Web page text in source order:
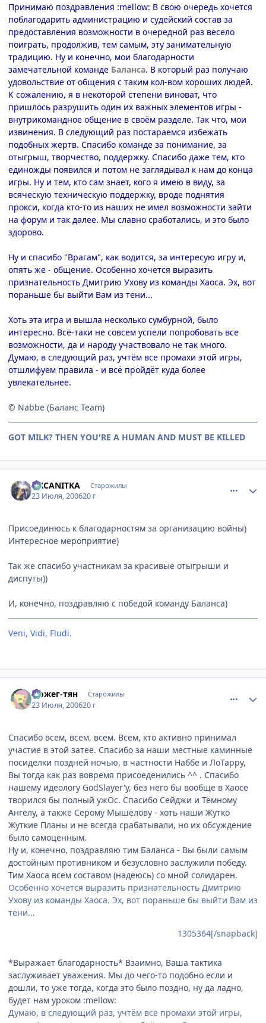
Принимаю поздравления :mellow: В свою очередь хочется
поблагодарить администрацию и судейский состав за
предоставления возможности в очередной раз весело
поиграть, продолжив, тем самым, эту занимательную
традицию. Ну и конечно, мои благодарности
замечательной команде Баланса. В который раз получаю
удовольствие от общения с таким кол-вом хороших людей.
К сожалению, я в некоторой степени виноват, что
пришлось разрушить один их важных элементов игры -
внутрикомандное общение в своём разделе. Так что, мои
извинения. В следующий раз постараемся избежать
подобных жертв. Спасибо команде за понимание, за
отыгрыш, творчество, поддержку. Спасибо даже тем, кто
единожды появился и потом не заглядывал к нам до конца
игры. Ну и тем, кто сам знает, кого я имею в виду, за
всяческую техническую поддержку, вроде поднятия
прокси, когда кто-то из наших не имел возможности зайти
на форум и так далее. Мы славно сработались, и это было
здорово.
Ну и спасибо "Врагам", как водится, за интересую игру и,
опять же - общение. Особенно хочется выразить
признательность Дмитрию Ухову из команды Хаоса. Эх, вот
пораньше бы выйти Вам из тени...
Хоть эта игра и вышла несколько сумбурной, было
интересно. Всё-таки не совсем успели попробовать все
возможности, да и народу участвовало не так много.
Думаю, в следующий раз, учтём все промахи этой игры,
отшлифуем правила - и всё пройдёт куда более
увлекательнее.
© Nabbe (Баланс Team)
GOT MILK? THEN YOU'RE A HUMAN AND MUST BE KILLED
OKCANITKA Старожилы
23 Июля, 200620 г
Присоединюсь к благодарностям за организацию войны)
Интересное мероприятие)
Так же спасибо участникам за красивые отыгрыши и
диспуты))
И, конечно, поздравляю с победой команду Баланса)
Veni, Vidi, Fludi.
Йожег-тян Старожилы
23 Июля, 200620 г
Спасибо всем, всем, всем. Всем, кто активно принимал
участие в этой затее. Спасибо за наши местные каминные
посиделки поздней ночью, в частности Наббе и ЛоТарру,
Вы тогда как раз вовремя присоеденились ^^ . Спасибо
нашему идеологу GodSlayer'у, без него бы вообще в Хаосе
творился бы полный ужОс. Спасибо Сейджи и Тёмному
Ангелу, а также Серому Мышелову - хоть наши Жутко
Жуткие Планы и не всегда срабатывали, но их обсуждение
было самоценным.
Ну и, конечно, поздравляю тим Баланса - Вы были самым
достойным противником и безусловно заслужили победу.
Тим Хаоса всем составом (надеюсь) со мной солидарен.
Особенно хочется выразить признательность Дмитрию
Ухову из команды Хаоса. Эх, вот пораньше бы выйти Вам из
тени...
1305364[/snapback]
*Выражает благодарность* Взаимно, Ваша тактика
заслуживает уважения. Мы до чего-то подобно если и
дошли, то уже тогда, когда это было поздно, ну да ладно,
будет нам уроком :mellow:
Думаю, в следующий раз, учтём все промахи этой игры,